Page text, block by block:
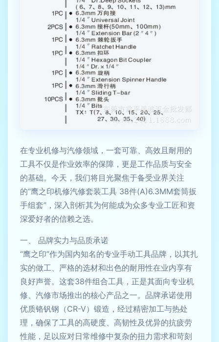
在专业机修与汽修领域，一套可靠、高效且耐用的
工具不仅是作业效率的保障，更是工作品质与安全
的基础。今天，我们将目光聚焦于备受业界关注
的“鹰之印机修汽修套装工具 38件(A)6.3MM套筒扳
手组套”，深入剖析其为何能成为众多专业工匠和资
深爱好者的信赖之选。
一、 品牌实力与品质承诺
“鹰之印”作为国内知名的专业手动工具品牌，以其扎
实的做工、严格的选材和出色的耐用性在业内享有
良好声誉。这套38件组合工具，正是其面向专业机
修、汽修市场推出的核心产品之一。品牌承诺使用
优质铬钒钢（CR-V）锻造，经过精密加工与热处
理，确保了工具的高硬度、高韧性及优异的抗疲劳
性能，足以应对日常维修中复杂的扭力需求和苛刻